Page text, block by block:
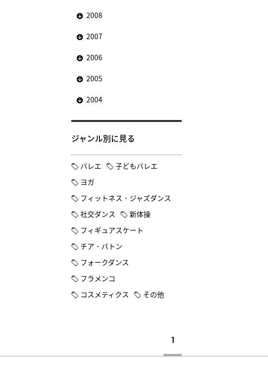
2008
2007
2006
2005
2004
ジャンル別に見る
バレエ
子どもバレエ
ヨガ
フィットネス・ジャズダンス
社交ダンス
新体操
フィギュアスケート
チア・バトン
フォークダンス
フラメンコ
コスメティクス
その他
1